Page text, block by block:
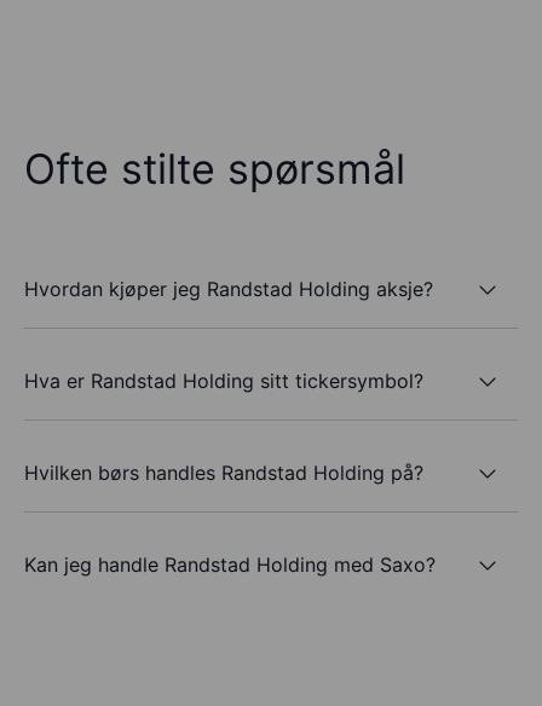
Ofte stilte spørsmål
Hvordan kjøper jeg Randstad Holding aksje?
Hva er Randstad Holding sitt tickersymbol?
Hvilken børs handles Randstad Holding på?
Kan jeg handle Randstad Holding med Saxo?